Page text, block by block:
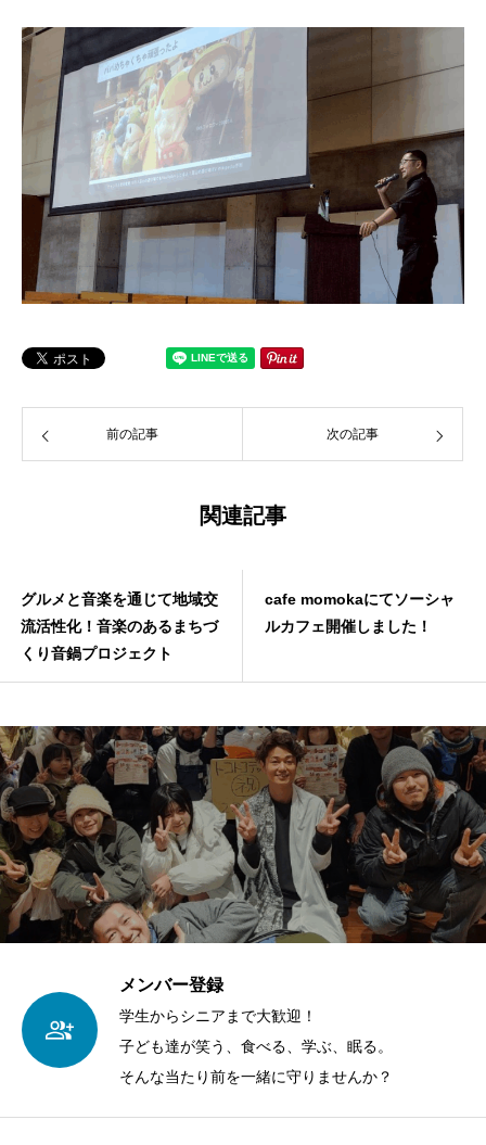
前の記事 次の記事
関連記事
グルメと音楽を通じて地域交
流活性化！音楽のあるまちづ
くり音鍋プロジェクト
cafe momokaにてソーシャ
ルカフェ開催しました！
メンバー登録
学生からシニアまで大歓迎！
子ども達が笑う、食べる、学ぶ、眠る。
そんな当たり前を一緒に守りませんか？